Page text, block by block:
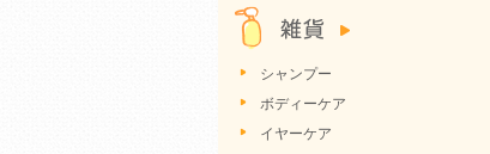
シャンプー
ボディーケア
イヤーケア